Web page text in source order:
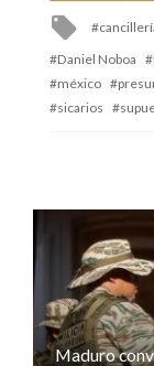
Tagged
Daniel Noboa
méxico
sicarios
Maduro